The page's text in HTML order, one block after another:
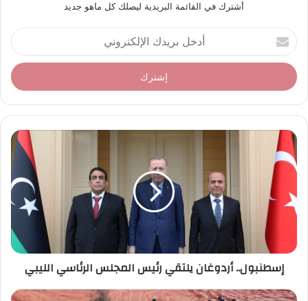
أشترك في القائمة البريدية ليصلك كل ماهو جديد
أ
د
خ
ل
ر
د
ك
ا
إ
ل
ر
ي
إسطنبول.. أردوغان يلتقي رئيس المجلس الرئاسي الليبي